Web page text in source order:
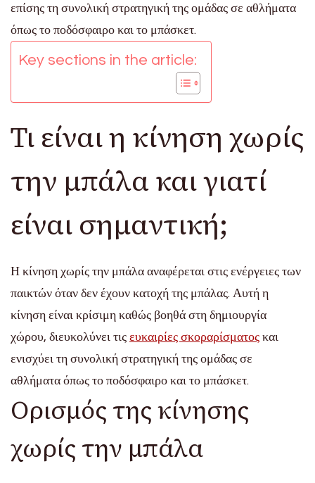
επίσης τη συνολική στρατηγική της ομάδας σε αθλήματα
όπως το ποδόσφαιρο και το μπάσκετ.
Key sections in the article:
Τι είναι η κίνηση χωρίς
την μπάλα και γιατί
είναι σημαντική;
Η κίνηση χωρίς την μπάλα αναφέρεται στις ενέργειες των
παικτών όταν δεν έχουν κατοχή της μπάλας. Αυτή η
κίνηση είναι κρίσιμη καθώς βοηθά στη δημιουργία
χώρου, διευκολύνει τις ευκαιρίες σκοραρίσματος και
ενισχύει τη συνολική στρατηγική της ομάδας σε
αθλήματα όπως το ποδόσφαιρο και το μπάσκετ.
Ορισμός της κίνησης
χωρίς την μπάλα